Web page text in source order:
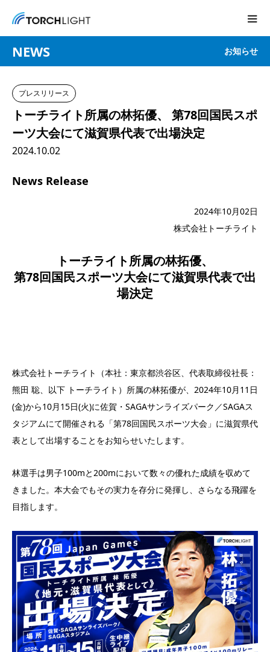
NEWS お知らせ
プレスリリース
トーチライト所属の林拓優、 第78回国民スポ
ーツ大会にて滋賀県代表で出場決定
2024.10.02
News Release
2024年10月02日
株式会社トーチライト
トーチライト所属の林拓優、
第78回国民スポーツ大会にて滋賀県代表で出
場決定
株式会社トーチライト（本社：東京都渋谷区、代表取締役社長：
熊田 聡、以下 トーチライト）所属の林拓優が、2024年10月11日
(金)から10月15日(火)に佐賀・SAGAサンライズパーク／SAGAス
タジアムにて開催される「第78回国民スポーツ大会」に滋賀県代
表として出場することをお知らせいたします。
林選手は男子100mと200mにおいて数々の優れた成績を収めて
きました。本大会でもその実力を存分に発揮し、さらなる飛躍を
目指します。